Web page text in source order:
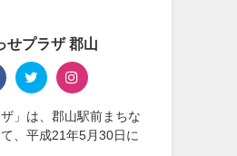
せプラザ 郡山
ザ」は、郡山駅前まちな
、平成21年5月30日に